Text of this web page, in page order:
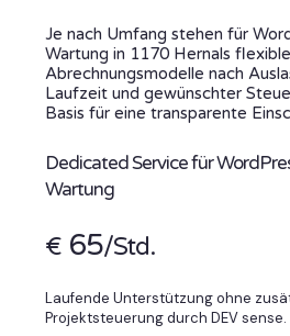
Je nach Umfang stehen für
Wartung in 1170 Hernals flexible
Abrechnungsmodelle nach
Laufzeit und gewünschter
Basis für eine transparente
Dedicated Service für
Wartung
€ 65/Std.
Laufende Unterstützung ohne
Projektsteuerung durch DEV sense.